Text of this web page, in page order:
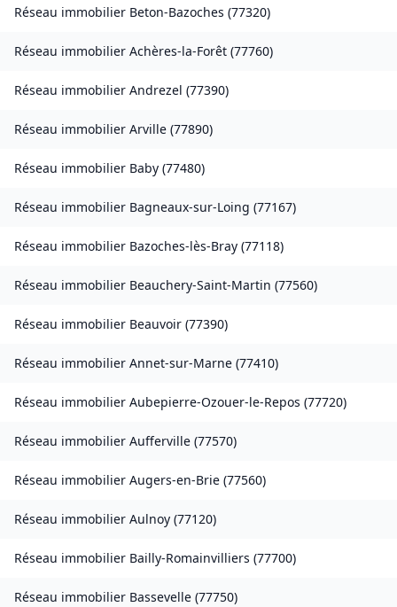
Réseau immobilier Beton-Bazoches (77320)
Réseau immobilier Achères-la-Forêt (77760)
Réseau immobilier Andrezel (77390)
Réseau immobilier Arville (77890)
Réseau immobilier Baby (77480)
Réseau immobilier Bagneaux-sur-Loing (77167)
Réseau immobilier Bazoches-lès-Bray (77118)
Réseau immobilier Beauchery-Saint-Martin (77560)
Réseau immobilier Beauvoir (77390)
Réseau immobilier Annet-sur-Marne (77410)
Réseau immobilier Aubepierre-Ozouer-le-Repos (77720)
Réseau immobilier Aufferville (77570)
Réseau immobilier Augers-en-Brie (77560)
Réseau immobilier Aulnoy (77120)
Réseau immobilier Bailly-Romainvilliers (77700)
Réseau immobilier Bassevelle (77750)